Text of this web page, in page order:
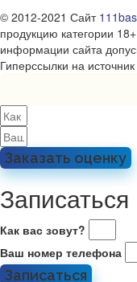
© 2012-2021 Сайт
продукцию категории
информации сайта
Гиперссылки на
Заказать оценку
Как вас зовут?
Ваш номер телефона
Записаться